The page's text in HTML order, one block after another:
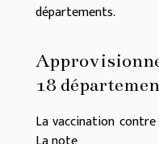
départements.
18
La vaccination contre